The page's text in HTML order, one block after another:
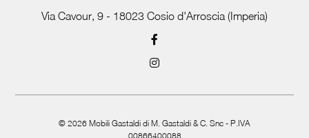
Via Cavour, 9 - 18023 Cosio d'Arroscia (Imperia)
© 2026 Mobili Gastaldi di M. Gastaldi & C. Snc - P.IVA
00866400088